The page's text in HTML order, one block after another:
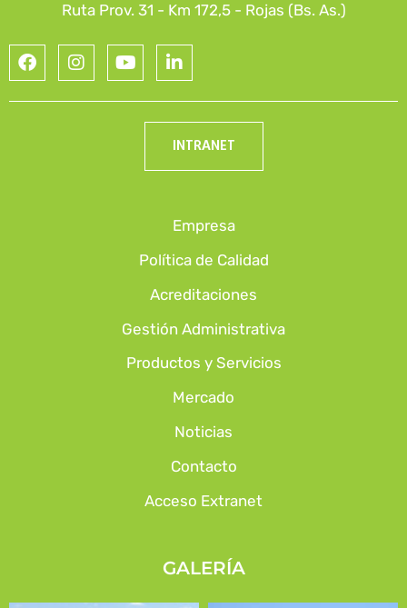
Ruta Prov. 31 - Km 172,5 - Rojas (Bs. As.)
INTRANET
Empresa
Política de Calidad
Acreditaciones
Gestión Administrativa
Productos y Servicios
Mercado
Noticias
Contacto
Acceso Extranet
GALERÍA